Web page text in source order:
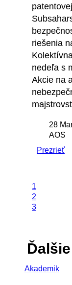
riešenia
nedeľa s
Akcie na
28
AOS
Prezrieť
1
2
3
Akademik